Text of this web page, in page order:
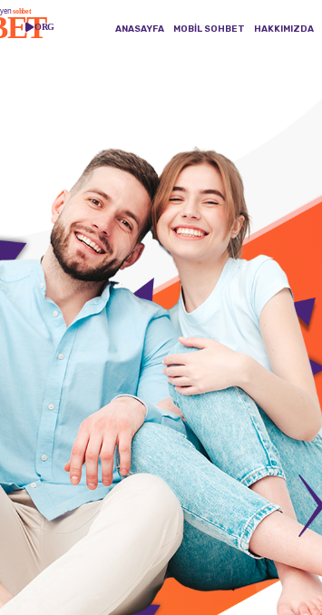
ANASAYFA MOBİL SOHBET HAKKIMIZDA